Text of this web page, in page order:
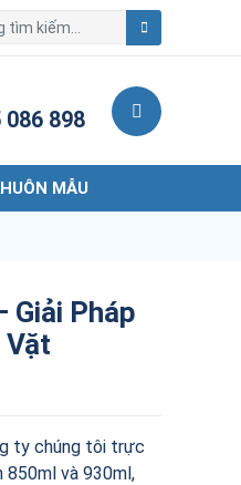
086 898
MẪU
Giải Pháp
Vặt
ty chúng tôi trực
850ml và 930ml,